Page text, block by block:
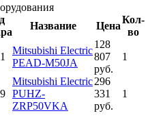
Название Цена
Кол-
во
Mitsubishi Electric
PEAD-M50JA
128
807
руб.
1
Mitsubishi Electric
PUHZ-
ZRP50VKA
296
331
руб.
1